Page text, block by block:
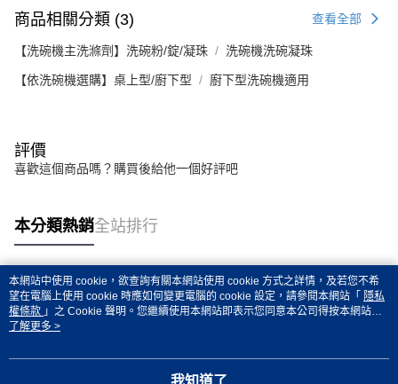
商品相關分類 (3) 查看全部
【洗碗機主洗滌劑】洗碗粉/錠/凝珠 洗碗機洗碗凝珠
【依洗碗機選購】桌上型/廚下型 廚下型洗碗機適用
評價
喜歡這個商品嗎？購買後給他一個好評吧
本分類熱銷全站排行
熱門標籤
本網站中使用 cookie，欲查詢有關本網站使用 cookie 方式之詳情，及若您不希
望在電腦上使用 cookie 時應如何變更電腦的 cookie 設定，請參閱本網站「 隱私
權條款 」之 Cookie 聲明。您繼續使用本網站即表示您同意本公司得按本網站使
用條款之 Cookie 聲明使用 cookie。
了解更多 >
我知道了